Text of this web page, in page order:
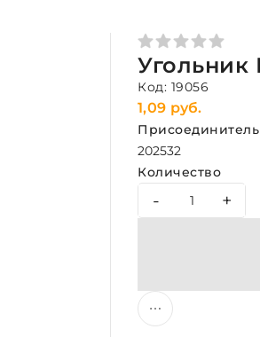
Код: 19056
1,09 руб.
202532
Количество
- +